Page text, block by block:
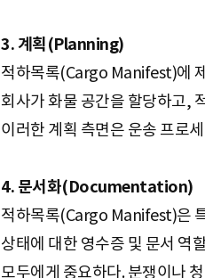
3. 계획(Planning)
적하목록(Cargo Manifest)에
회사가 화물 공간을 할당하고,
이러한 계획 측면은 운송 프로
4. 문서화(Documentation)
적하목록(Cargo Manifest)은
상태에 대한 영수증 및 문서 역
모두에게 중요하다. 분쟁이나